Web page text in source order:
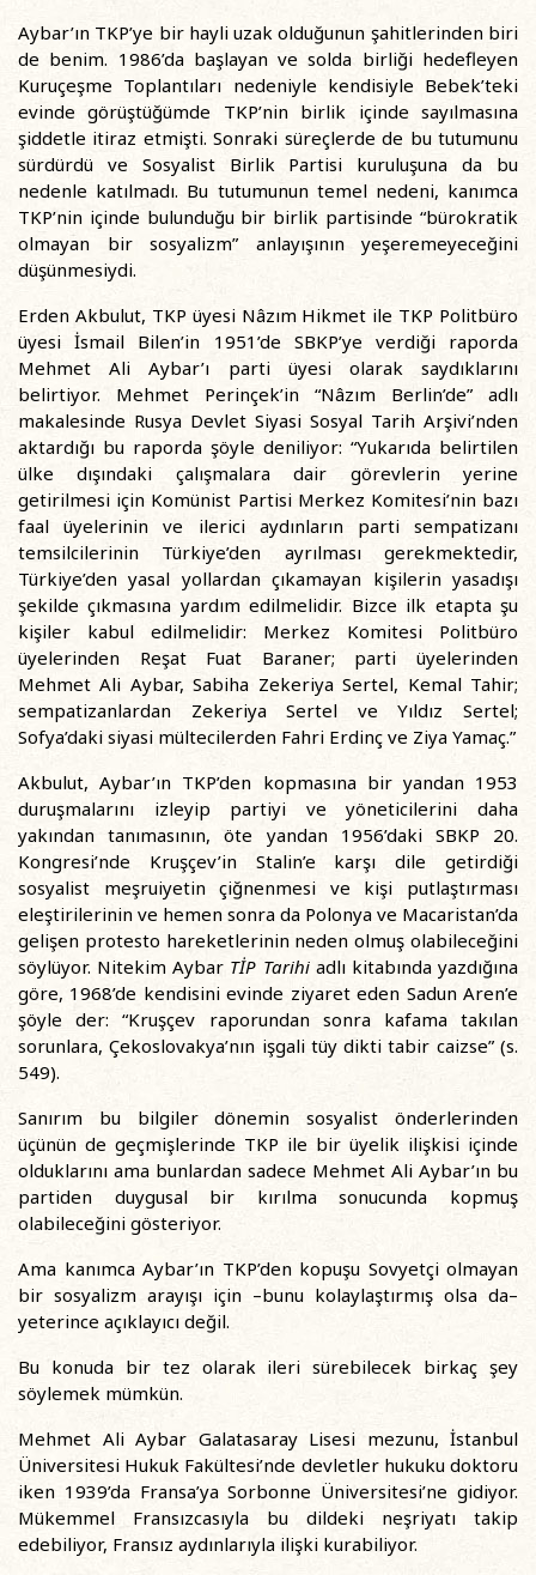
Aybar’ın TKP’ye bir hayli uzak olduğunun şahitlerinden biri
de benim. 1986’da başlayan ve solda birliği hedefleyen
Kuruçeşme Toplantıları nedeniyle kendisiyle Bebek’teki
evinde görüştüğümde TKP’nin birlik içinde sayılmasına
şiddetle itiraz etmişti. Sonraki süreçlerde de bu tutumunu
sürdürdü ve Sosyalist Birlik Partisi kuruluşuna da bu
nedenle katılmadı. Bu tutumunun temel nedeni, kanımca
TKP’nin içinde bulunduğu bir birlik partisinde “bürokratik
olmayan bir sosyalizm” anlayışının yeşeremeyeceğini
düşünmesiydi.
Erden Akbulut, TKP üyesi Nâzım Hikmet ile TKP Politbüro
üyesi İsmail Bilen’in 1951’de SBKP’ye verdiği raporda
Mehmet Ali Aybar’ı parti üyesi olarak saydıklarını
belirtiyor. Mehmet Perinçek’in “Nâzım Berlin’de” adlı
makalesinde Rusya Devlet Siyasi Sosyal Tarih Arşivi’nden
aktardığı bu raporda şöyle deniliyor: “Yukarıda belirtilen
ülke dışındaki çalışmalara dair görevlerin yerine
getirilmesi için Komünist Partisi Merkez Komitesi’nin bazı
faal üyelerinin ve ilerici aydınların parti sempatizanı
temsilcilerinin Türkiye’den ayrılması gerekmektedir,
Türkiye’den yasal yollardan çıkamayan kişilerin yasadışı
şekilde çıkmasına yardım edilmelidir. Bizce ilk etapta şu
kişiler kabul edilmelidir: Merkez Komitesi Politbüro
üyelerinden Reşat Fuat Baraner; parti üyelerinden
Mehmet Ali Aybar, Sabiha Zekeriya Sertel, Kemal Tahir;
sempatizanlardan Zekeriya Sertel ve Yıldız Sertel;
Sofya’daki siyasi mültecilerden Fahri Erdinç ve Ziya Yamaç.”
Akbulut, Aybar’ın TKP’den kopmasına bir yandan 1953
duruşmalarını izleyip partiyi ve yöneticilerini daha
yakından tanımasının, öte yandan 1956’daki SBKP 20.
Kongresi’nde Kruşçev’in Stalin’e karşı dile getirdiği
sosyalist meşruiyetin çiğnenmesi ve kişi putlaştırması
eleştirilerinin ve hemen sonra da Polonya ve Macaristan’da
gelişen protesto hareketlerinin neden olmuş olabileceğini
söylüyor. Nitekim Aybar TİP Tarihiadlı kitabında yazdığına
göre, 1968’de kendisini evinde ziyaret eden Sadun Aren’e
şöyle der: “Kruşçev raporundan sonra kafama takılan
sorunlara, Çekoslovakya’nın işgali tüy dikti tabir caizse” (s.
549).
Sanırım bu bilgiler dönemin sosyalist önderlerinden
üçünün de geçmişlerinde TKP ile bir üyelik ilişkisi içinde
olduklarını ama bunlardan sadece Mehmet Ali Aybar’ın bu
partiden duygusal bir kırılma sonucunda kopmuş
olabileceğini gösteriyor.
Ama kanımca Aybar’ın TKP’den kopuşu Sovyetçi olmayan
bir sosyalizm arayışı için –bunu kolaylaştırmış olsa da–
yeterince açıklayıcı değil.
Bu konuda bir tez olarak ileri sürebilecek birkaç şey
söylemek mümkün.
Mehmet Ali Aybar Galatasaray Lisesi mezunu, İstanbul
Üniversitesi Hukuk Fakültesi’nde devletler hukuku doktoru
iken 1939’da Fransa’ya Sorbonne Üniversitesi’ne gidiyor.
Mükemmel Fransızcasıyla bu dildeki neşriyatı takip
edebiliyor, Fransız aydınlarıyla ilişki kurabiliyor.